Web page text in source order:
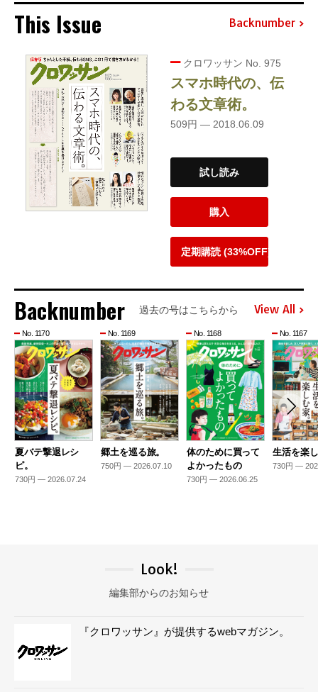
This Issue Backnumber
クロワッサン No. 975
スマホ時代の、伝
わる文章術。
509円 — 2018.06.09
試し読み
購入
定期購読 (33%OFF)
Backnumber 過去の号はこちらから View All
No. 1170
夏バテ撃退レシ
ピ。
730円 — 2026.07.24
No. 1169
郷土を巡る旅。
750円 — 2026.07.10
No. 1168
体のために買って
よかったもの
730円 — 2026.06.25
No. 1167
生活を楽
730円 —
Look!
編集部からのお知らせ
『クロワッサン』が提供するwebマガジン。